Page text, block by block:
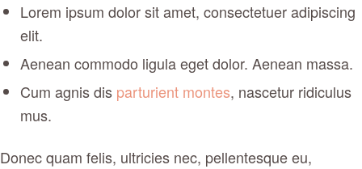
Lorem ipsum dolor sit amet, consectetuer adipiscing
elit.
Aenean commodo ligula eget dolor. Aenean massa.
Cum agnis dis parturient montes, nascetur ridiculus
mus.
Donec quam felis, ultricies nec, pellentesque eu,